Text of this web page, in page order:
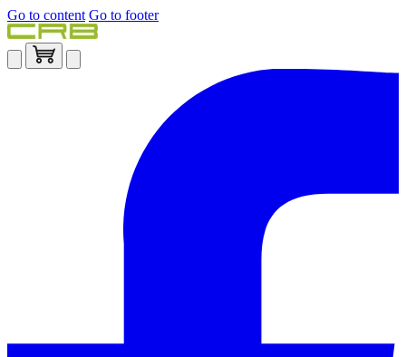
Go to content Go to footer